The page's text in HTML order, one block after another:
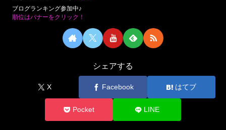
ブログランキング参加中♪
順位はバナーをクリック！
シェアする
X Facebook はてブ
Pocket LINE